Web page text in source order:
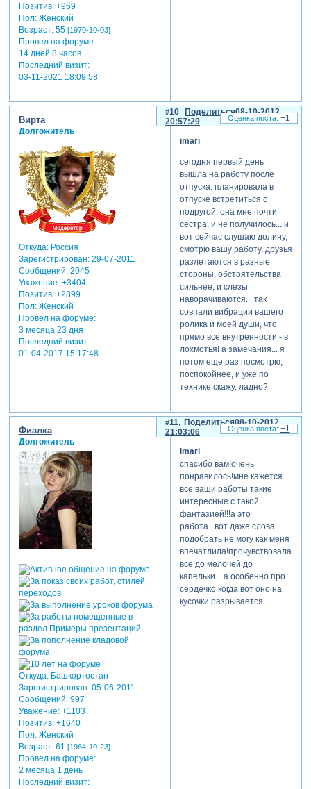
Позитив: +969
Пол:Женский
Возраст:55 [1970-10-03]
Провел на форуме:
14 дней 8 часов
Последний визит:
03-11-2021 18:09:58
Поделиться
10
08-10-2012
20:57:29
Вирта
Долгожитель
Откуда:Россия
Зарегистрирован: 29-07-2011
Сообщений:2045
Уважение: +3404
Позитив: +2899
Пол:Женский
Провел на форуме:
3 месяца 23 дня
Последний визит:
01-04-2017 15:17:48
imari
сегодня первый день
вышла на работу после
отпуска. планировала в
отпуске встретиться с
подругой, она мне почти
сестра, и не получилось... и
вот сейчас слушаю долину,
смотрю вашу работу, друзья
разлетаются в разные
стороны, обстоятельства
сильнее, и слезы
наворачиваются... так
совпали вибрации вашего
ролика и моей души, что
прямо все внутренности - в
лохмотья! а замечания... я
потом еще раз посмотрю,
поспокойнее, и уже по
технике скажу. ладно?
+1
Поделиться
11
08-10-2012
21:03:06
Фиалка
Долгожитель
Откуда:Башкортостан
Зарегистрирован: 05-06-2011
Сообщений:997
Уважение: +1103
Позитив: +1640
Пол:Женский
Возраст:61 [1964-10-23]
Провел на форуме:
2 месяца 1 день
Последний визит:
imari
спасибо вам!очень
понравилось!мне кажется
все ваши работы такие
интересные с такой
фантазией!!!а это
работа...вот даже слова
подобрать не могу как меня
впечатлила!прочувствовала
все до мелочей до
капельки....а особенно про
сердечко когда вот оно на
кусочки разрывается...
+1